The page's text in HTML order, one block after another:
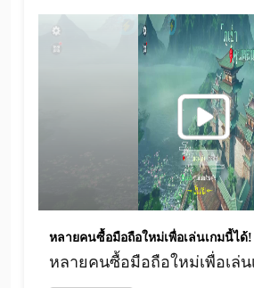
หลายคนซื้อมือถือใหม่เพื่อเล่นเกมนี้ได้!
หลายคนซื้อมือถือใหม่เพื่อเล่น